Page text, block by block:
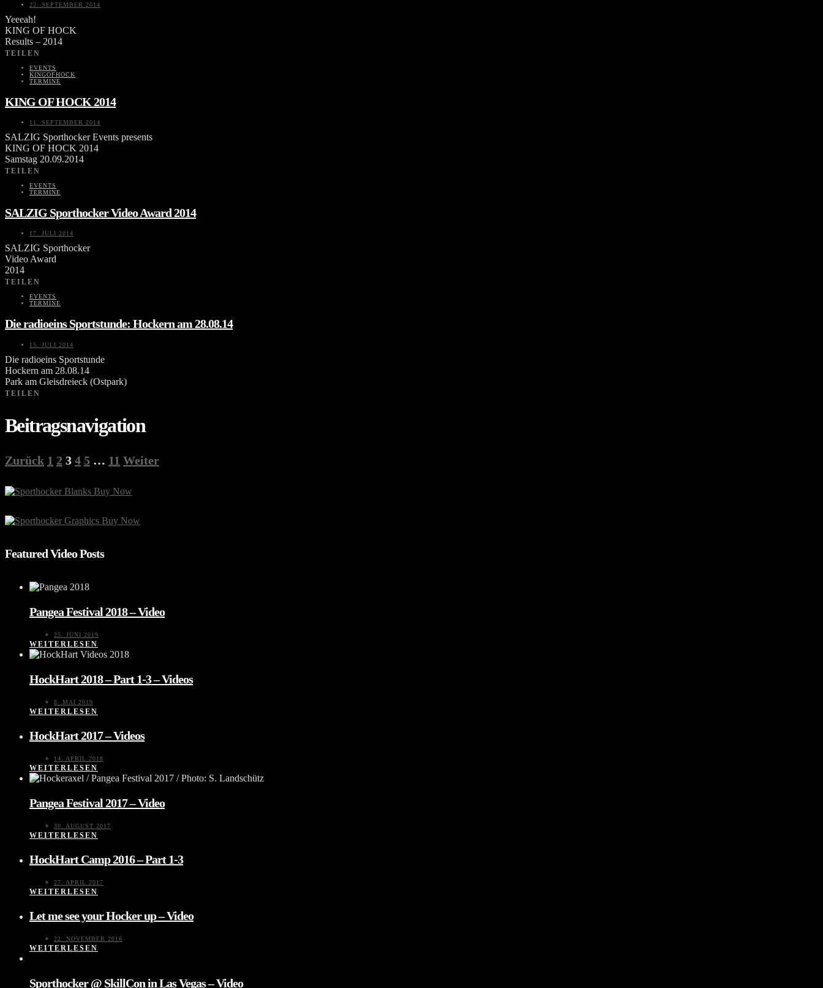
22. SEPTEMBER 2014
Yeeeah!
KING OF HOCK
Results – 2014
TEILEN
EVENTS
KINGOFHOCK
TERMINE
KING OF HOCK 2014
11. SEPTEMBER 2014
SALZIG Sporthocker Events presents
KING OF HOCK 2014
Samstag 20.09.2014
TEILEN
EVENTS
TERMINE
SALZIG Sporthocker Video Award 2014
17. JULI 2014
SALZIG Sporthocker
Video Award
2014
TEILEN
EVENTS
TERMINE
Die radioeins Sportstunde: Hockern am 28.08.14
15. JULI 2014
Die radioeins Sportstunde
Hockern am 28.08.14
Park am Gleisdreieck (Ostpark)
TEILEN
Beitragsnavigation
Zurück 1 2 3 4 5 … 11 Weiter
Featured Video Posts
Pangea Festival 2018 – Video
25. JUNI 2019
WEITERLESEN
HockHart 2018 – Part 1-3 – Videos
8. MAI 2019
WEITERLESEN
HockHart 2017 – Videos
14. APRIL 2018
WEITERLESEN
Pangea Festival 2017 – Video
30. AUGUST 2017
WEITERLESEN
HockHart Camp 2016 – Part 1-3
27. APRIL 2017
WEITERLESEN
Let me see your Hocker up – Video
22. NOVEMBER 2016
WEITERLESEN
Sporthocker @ SkillCon in Las Vegas – Video